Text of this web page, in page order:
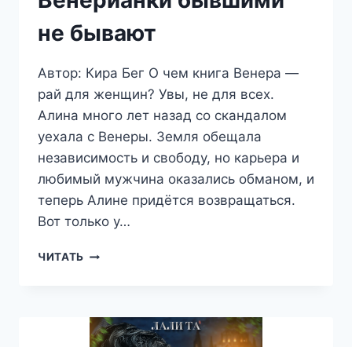
не бывают
Автор: Кира Бег О чем книга Венера —
рай для женщин? Увы, не для всех.
Алина много лет назад со скандалом
уехала с Венеры. Земля обещала
независимость и свободу, но карьера и
любимый мужчина оказались обманом, и
теперь Алине придётся возвращаться.
Вот только у…
ЧИТАТЬ ВЕНЕРИАНКИ